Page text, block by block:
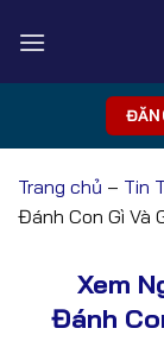
qua
Trang chủ – Tin
Đánh Con Gì Và
Xem
Đánh